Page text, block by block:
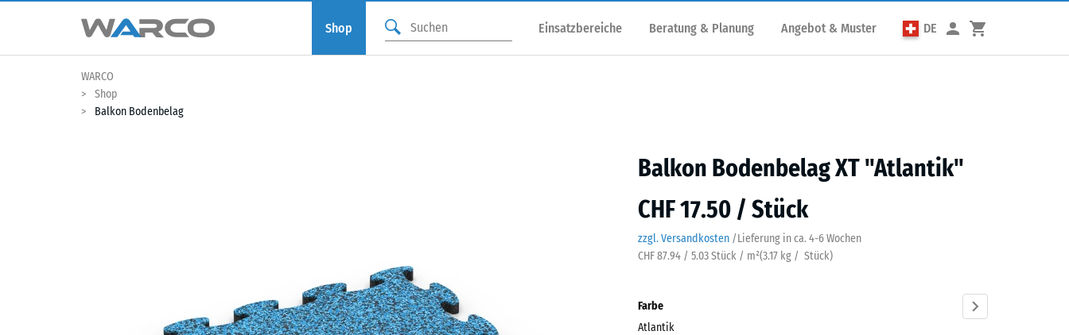
Shop Einsatzbereiche Beratung & Planung Angebot & Muster DE
WARCO
Shop
Balkon Bodenbelag
Balkon Bodenbelag XT "Atlantik"
CHF 17.50 / Stück
zzgl. Versandkosten /Lieferung in ca. 4-6 Wochen
CHF 87.94 / 5.03 Stück / m²(3.17 kg / Stück)
Farbe
Atlantik